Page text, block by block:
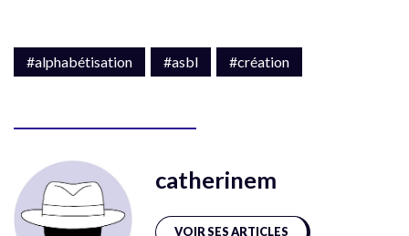
#alphabétisation #asbl #création
catherinem
VOIR SES ARTICLES